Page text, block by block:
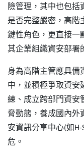
險管理，其中也包括
是否完整嚴密，高階
鍵性角色，更直接一
其企業組織資安部署
身為高階主管應具備
中，並積極爭取資安
練、成立跨部門資安
脅動態，養成國內外
安資訊分享中心(如
危。